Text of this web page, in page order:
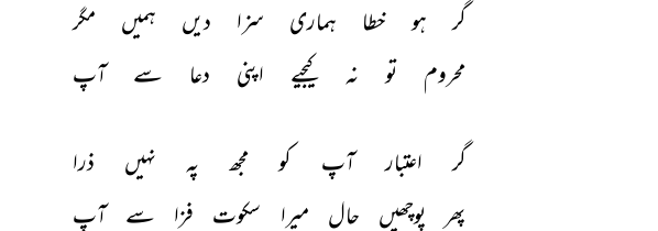
گر ہو خطا ہماری سزا دیں ہمیں
مگر
محروم
تو نہ کیجیے اپنی دعا سے آپ
گر اعتبار آپ کو مجھ پہ نہیں
ذرا
پھر
پوچھیں حال میرا سکوت فزا سے آپ